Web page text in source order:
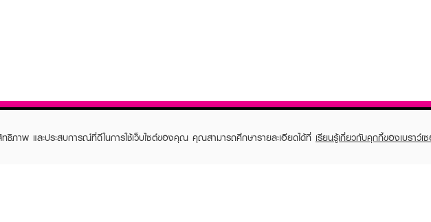
ธิภาพ และประสบการณ์ที่ดีในการใช้เว็บไซต์ของคุณ คุณสามารถศึกษารายละเอียดได้ที่ เรียนรู้เกี่ยวกับคุกกี้ของเบราว์เ